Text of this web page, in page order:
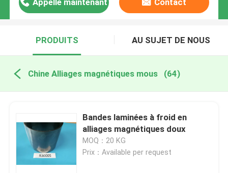
Appelle maintenant Contact
PRODUITS AU SUJET DE NOUS
Chine Alliages magnétiques mous (64)
Bandes laminées à froid en
alliages magnétiques doux
MOQ：20 KG
Prix：Available per request